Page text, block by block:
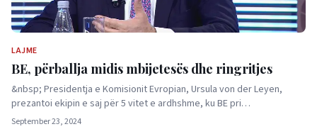
LAJME
BE, përballja midis mbijetesës dhe ringritjes
&nbsp; Presidentja e Komisionit Evropian, Ursula von der Leyen,
prezantoi ekipin e saj për 5 vitet e ardhshme, ku BE pri…
September 23, 2024